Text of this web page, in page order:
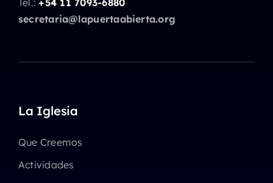
Tel.:+54 11 7093-6880
secretaria@lapuertaabierta.org
La Iglesia
Que Creemos
Actividades